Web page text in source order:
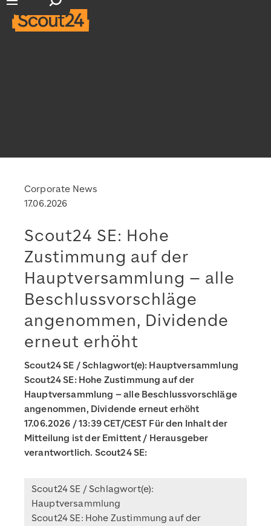
Hauptnavigation öffnen
Suchfeld öffnen
Corporate News
17.06.2026
Scout24 SE: Hohe
Zustimmung auf der
Hauptversammlung – alle
Beschlussvorschläge
angenommen, Dividende
erneut erhöht
Scout24 SE / Schlagwort(e): Hauptversammlung
Scout24 SE: Hohe Zustimmung auf der
Hauptversammlung – alle Beschlussvorschläge
angenommen, Dividende erneut erhöht
17.06.2026 / 13:39 CET/CEST Für den Inhalt der
Mitteilung ist der Emittent / Herausgeber
verantwortlich. Scout24 SE:
Scout24 SE / Schlagwort(e):
Hauptversammlung
Scout24 SE: Hohe Zustimmung auf der